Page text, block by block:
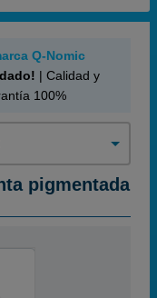
Q-Nomic
| Calidad y
100%
pigmentada